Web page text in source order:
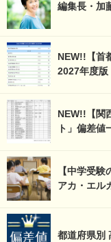
編集長・加
NEW!!【首
2027年度版
NEW!!【関
ト」偏差値
【中学受
アカ・エル
都道府県別